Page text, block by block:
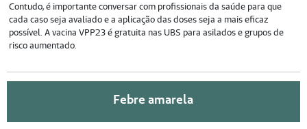
Contudo, é importante conversar com profissionais da saúde para que
cada caso seja avaliado e a aplicação das doses seja a mais eficaz
possível. A vacina VPP23 é gratuita nas UBS para asilados e grupos de
risco aumentado.
Febre amarela